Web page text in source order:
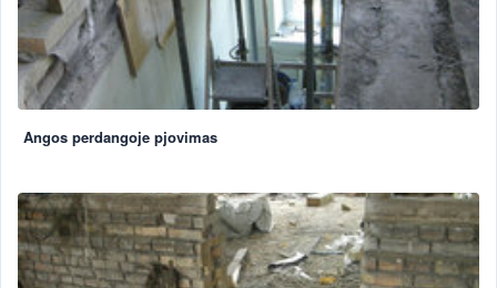
Angos perdangoje pjovimas